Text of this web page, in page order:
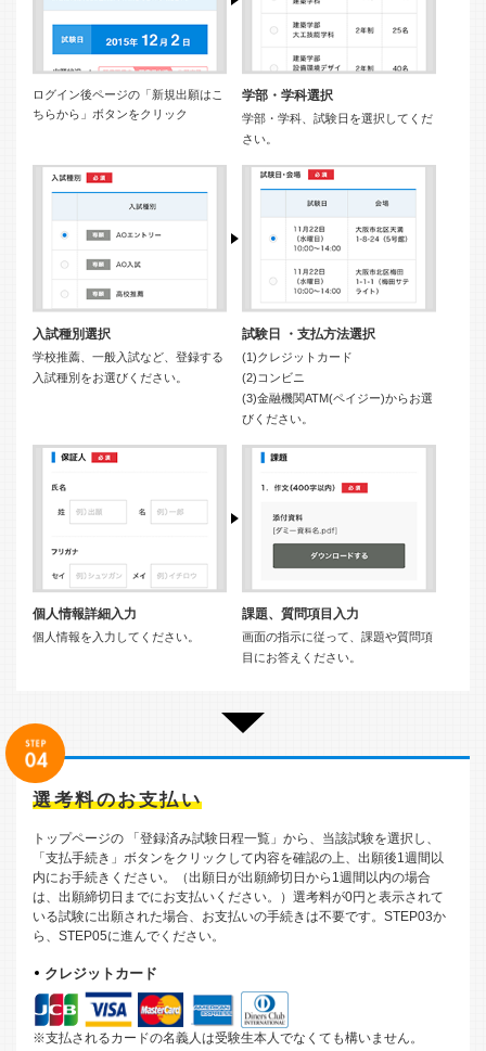
ログイン後ページの「新規出願はこ
ちらから」ボタンをクリック
学部・学科選択
学部・学科、試験日を選択してくだ
さい。
入試種別選択
学校推薦、一般入試など、登録する
入試種別をお選びください。
試験日 ・支払方法選択
(1)クレジットカード
(2)コンビニ
(3)金融機関ATM(ペイジー)からお選
びください。
個人情報詳細入力
個人情報を入力してください。
課題、質問項目入力
画面の指示に従って、課題や質問項
目にお答えください。
選考料のお支払い
トップページの 「登録済み試験日程一覧」から、当該試験を選択し、
「支払手続き」ボタンをクリックして内容を確認の上、出願後1週間以
内にお手続きください。（出願日が出願締切日から1週間以内の場合
は、出願締切日までにお支払いください。）選考料が0円と表示されて
いる試験に出願された場合、お支払いの手続きは不要です。STEP03か
ら、STEP05に進んでください。
クレジットカード
※支払されるカードの名義人は受験生本人でなくても構いません。